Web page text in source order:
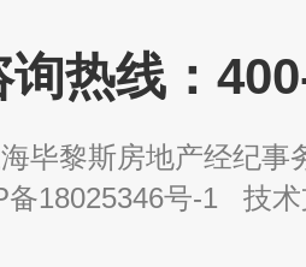
热线：
毕黎斯房地产经纪事
备18025346号-1 技术